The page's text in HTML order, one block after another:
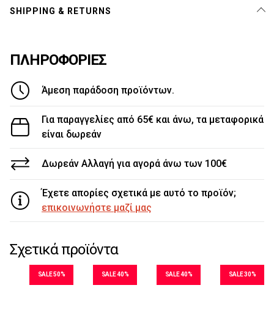
SHIPPING & RETURNS
ΠΛΗΡΟΦΟΡΙΕΣ
Άμεση παράδοση προϊόντων.
Για παραγγελίες από 65€ και άνω, τα μεταφορικά
είναι δωρεάν
Δωρεάν Αλλαγή για αγορά άνω των 100€
Έχετε απορίες σχετικά με αυτό το προϊόν;
επικοινωνήστε μαζί μας
Σχετικά προϊόντα
SALE 50% SALE 40% SALE 40% SALE 30%